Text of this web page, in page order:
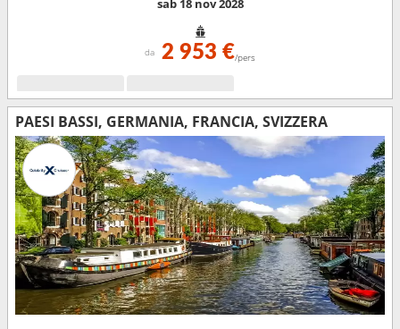
sab 18 nov 2028
da 2 953 €/pers
PAESI BASSI, GERMANIA, FRANCIA, SVIZZERA